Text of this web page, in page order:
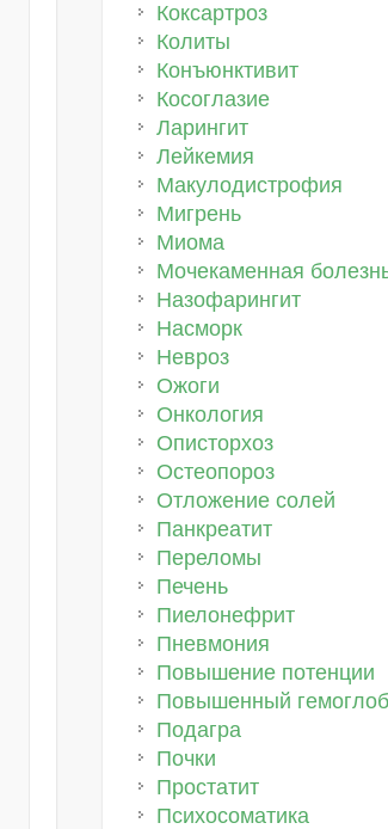
Коксартроз
Колиты
Конъюнктивит
Косоглазие
Ларингит
Лейкемия
Макулодистрофия
Мигрень
Миома
Мочекаменная
Назофарингит
Насморк
Невроз
Ожоги
Онкология
Описторхоз
Остеопороз
Отложение солей
Панкреатит
Переломы
Печень
Пиелонефрит
Пневмония
Повышение потенции
Повышенный
Подагра
Почки
Простатит
Психосоматика